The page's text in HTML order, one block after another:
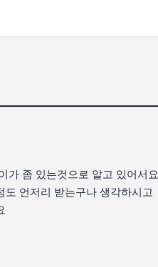
가 좀 있는것으로 알고 있어서요
언저리 받는구나 생각하시고